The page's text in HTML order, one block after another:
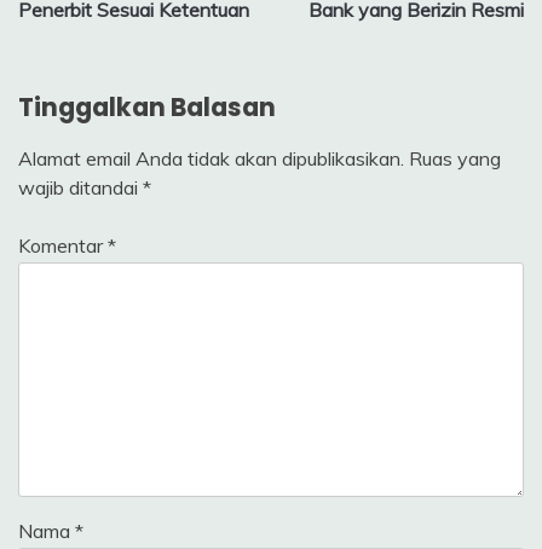
Penerbit Sesuai Ketentuan Bank yang Berizin Resmi
Tinggalkan Balasan
Alamat email Anda tidak akan dipublikasikan. Ruas yang
wajib ditandai *
Komentar*
Nama *